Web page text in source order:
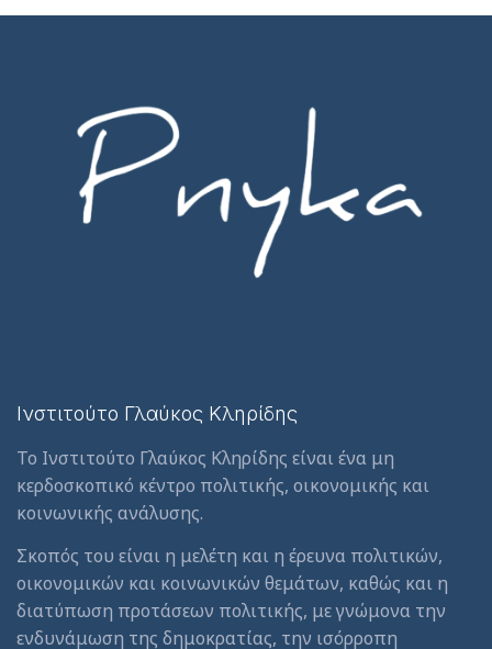
Ινστιτούτο Γλαύκος Κληρίδης
Το Ινστιτούτο Γλαύκος Κληρίδης είναι ένα μη
κερδοσκοπικό κέντρο πολιτικής, οικονομικής και
κοινωνικής ανάλυσης.
Σκοπός του είναι η μελέτη και η έρευνα πολιτικών,
οικονομικών και κοινωνικών θεμάτων, καθώς και η
διατύπωση προτάσεων πολιτικής, με γνώμονα την
ενδυνάμωση της δημοκρατίας, την ισόρροπη